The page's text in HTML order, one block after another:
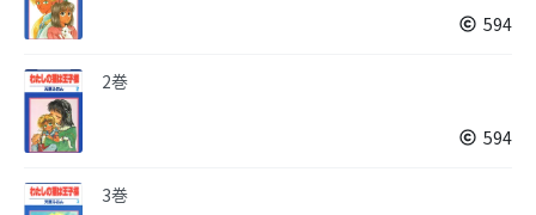
594
2巻
594
3巻